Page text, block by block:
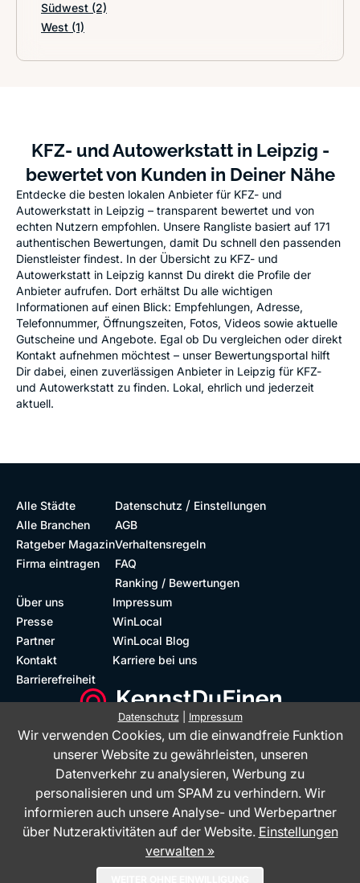
Südwest (2)
West (1)
KFZ- und Autowerkstatt in Leipzig -
bewertet von Kunden in Deiner Nähe
Entdecke die besten lokalen Anbieter für KFZ- und
Autowerkstatt in Leipzig – transparent bewertet und von
echten Nutzern empfohlen. Unsere Rangliste basiert auf 171
authentischen Bewertungen, damit Du schnell den passenden
Dienstleister findest. In der Übersicht zu KFZ- und
Autowerkstatt in Leipzig kannst Du direkt die Profile der
Anbieter aufrufen. Dort erhältst Du alle wichtigen
Informationen auf einen Blick: Empfehlungen, Adresse,
Telefonnummer, Öffnungszeiten, Fotos, Videos sowie aktuelle
Gutscheine und Angebote. Egal ob Du vergleichen oder direkt
Kontakt aufnehmen möchtest – unser Bewertungsportal hilft
Dir dabei, einen zuverlässigen Anbieter in Leipzig für KFZ-
und Autowerkstatt zu finden. Lokal, ehrlich und jederzeit
aktuell.
Alle Städte
Alle Branchen
Ratgeber Magazin
Firma eintragen
Datenschutz / Einstellungen
AGB
Verhaltensregeln
FAQ
Ranking / Bewertungen
Über uns
Presse
Partner
Kontakt
Barrierefreiheit
Impressum
WinLocal
WinLocal Blog
Karriere bei uns
Datenschutz| Impressum
Wir verwenden Cookies, um die einwandfreie Funktion
unserer Website zu gewährleisten, unseren
Datenverkehr zu analysieren, Werbung zu
personalisieren und um SPAM zu verhindern. Wir
informieren auch unsere Analyse- und Werbepartner
über Nutzeraktivitäten auf der Website. Einstellungen
verwalten »